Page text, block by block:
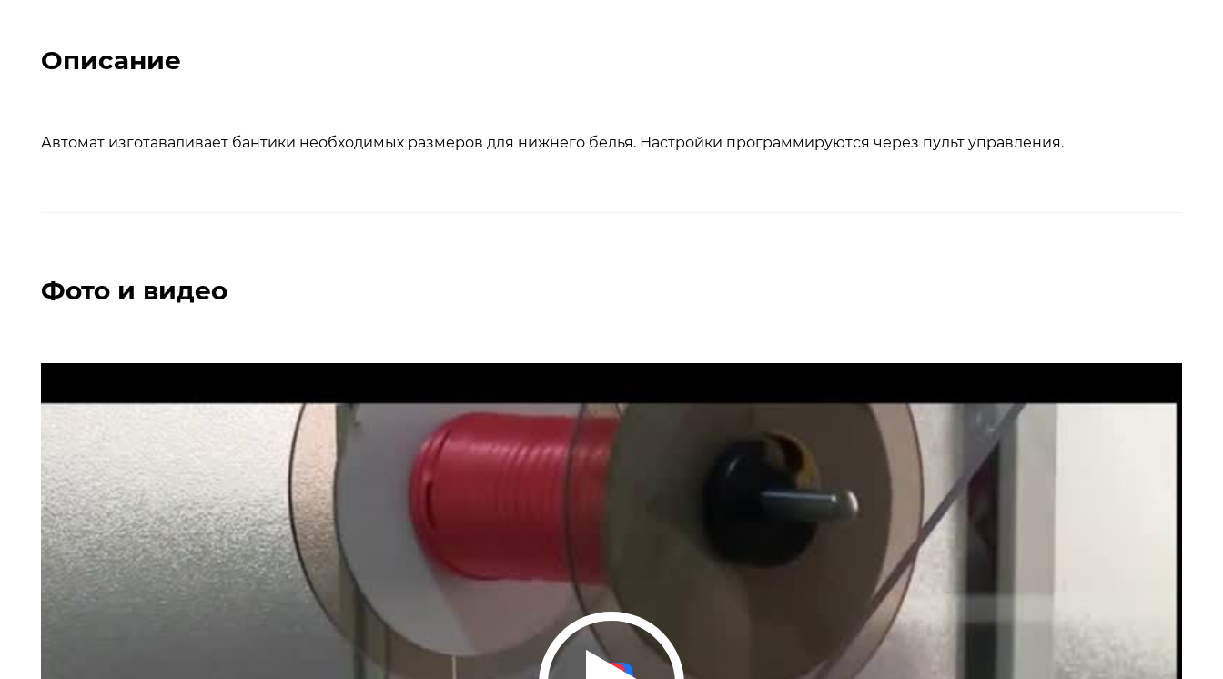
Описание
Автомат изготаваливает бантики необходимых размеров для нижнего белья. Настройки программируются через пульт управления.
Фото и видео